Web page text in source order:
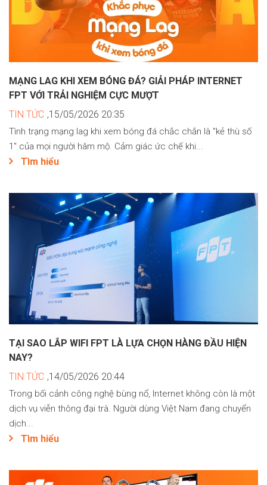
MẠNG LAG KHI XEM BÓNG ĐÁ? GIẢI PHÁP INTERNET
FPT VỚI TRẢI NGHIỆM CỰC MƯỢT
TIN TỨC ,15/05/2026 20:35
Tình trạng mạng lag khi xem bóng đá chắc chắn là "kẻ thù số
1" của mọi người hâm mộ. Cảm giác ức chế khi...
Tìm hiểu
TẠI SAO LẮP WIFI FPT LÀ LỰA CHỌN HÀNG ĐẦU HIỆN
NAY?
TIN TỨC ,14/05/2026 20:44
Trong bối cảnh công nghệ bùng nổ, Internet không còn là một
dịch vụ viễn thông đại trà. Người dùng Việt Nam đang chuyển
dịch...
Tìm hiểu